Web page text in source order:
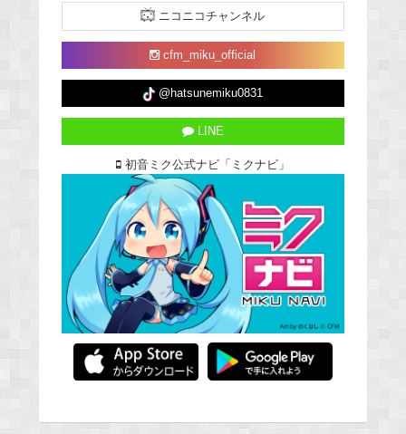
ニコニコチャンネル
cfm_miku_official
@hatsunemiku0831
LINE
初音ミク公式ナビ「ミクナビ」